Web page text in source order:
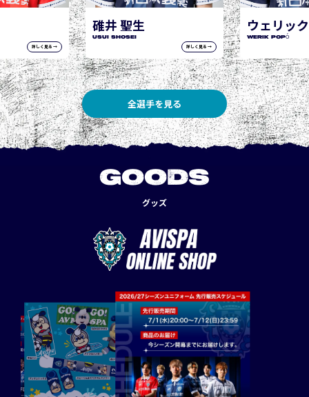
詳しく見る →
碓井 聖生
USUI Shosei
詳しく見る →
ウェリッ
WERIK POPÓ
全選手を見る
GOODS
グッズ